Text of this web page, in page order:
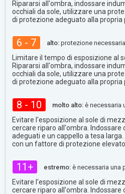
Ripararsi all'ombra, indossare
occhiali da sole, utilizzare una
di protezione adeguato alla propria
6 - 7 alto: protezione necessaria.
Limitare il tempo di esposizione al
Ripararsi all'ombra, indossare
occhiali da sole, utilizzare una
di protezione adeguato alla propria
8 - 10 molto alto: è necessaria
Evitare l'esposizione al sole di
cercare riparo all'ombra. Indossare
adeguati e un cappello a tesa
con un fattore di protezione elevato.
11+ estremo: è necessaria una
Evitare l'esposizione al sole di
cercare riparo all'ombra. Indossare